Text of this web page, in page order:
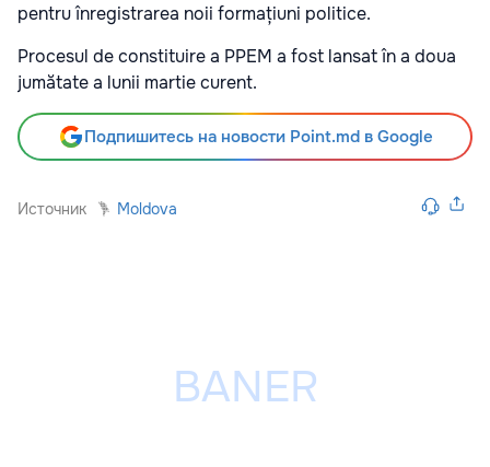
pentru înregistrarea noii formațiuni politice.
Procesul de constituire a PPEM a fost lansat în a doua
jumătate a lunii martie curent.
Подпишитесь на новости Point.md в Google
Источник Moldova